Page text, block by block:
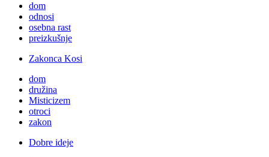
dom
odnosi
osebna rast
preizkušnje
Zakonca Kosi
dom
družina
Misticizem
otroci
zakon
Dobre ideje